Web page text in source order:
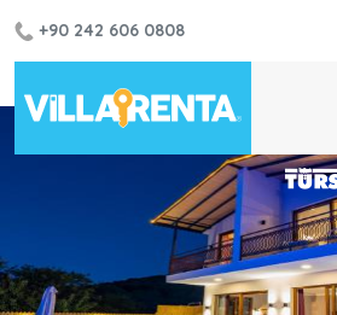
+90 242 606 0808